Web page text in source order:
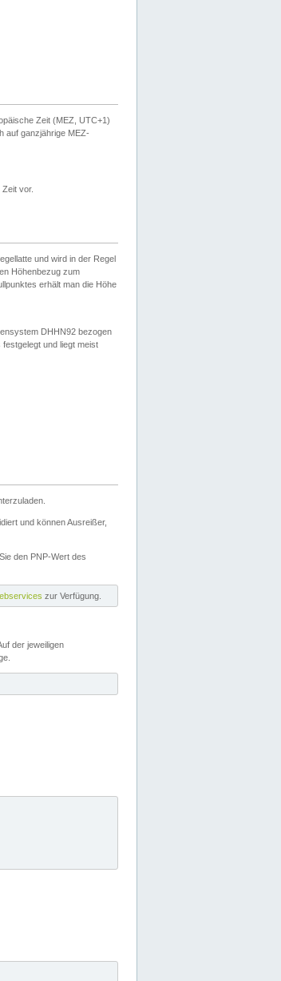
Zeit (MEZ, UTC+1)
auf ganzjährige MEZ-
vor.
und wird in der Regel
Höhenbezug zum
erhält man die Höhe
DHHN92 bezogen
und liegt meist
und können Ausreißer,
den PNP-Wert des
zur Verfügung.
der jeweiligen